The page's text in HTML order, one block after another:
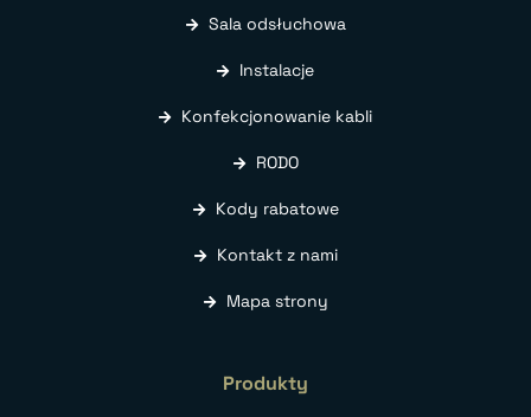
Sala odsłuchowa
Instalacje
Konfekcjonowanie kabli
RODO
Kody rabatowe
Kontakt z nami
Mapa strony
Produkty